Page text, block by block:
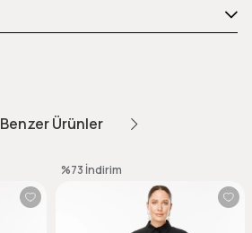
Benzer Ürünler
%73 İndirim